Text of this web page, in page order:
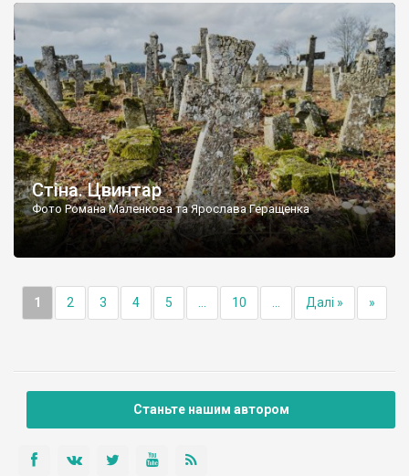
ньому чимало хрестів 19 століття, є такі, де епітафії стер […]
Стіна. Цвинтар
Фото Романа Маленкова та Ярослава Геращенка
1 2 3 4 5 10 Далі » »
Станьте нашим автором